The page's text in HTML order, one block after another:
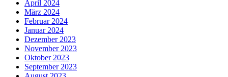
April 2024
März 2024
Februar 2024
Januar 2024
Dezember 2023
November 2023
Oktober 2023
September 2023